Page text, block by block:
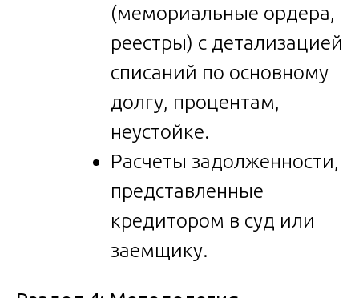
(мемориальные ордера,
реестры) с детализацией
списаний по основному
долгу, процентам,
неустойке.
Расчеты задолженности,
представленные
кредитором в суд или
заемщику.